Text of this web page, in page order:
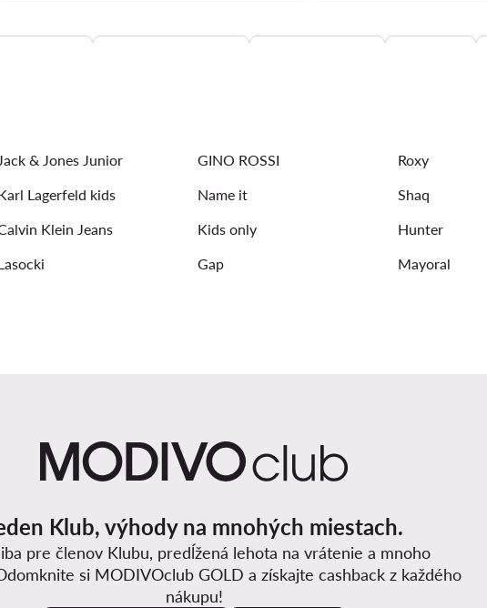
Jack & Jones Junior GINO ROSSI Roxy
Lagerfeld kids Name it Shaq
Klein Jeans Kids only Hunter
Gap Mayoral
Klub, výhody na mnohých miestach.
pre členov Klubu, predĺžená lehota na vrátenie a mnoho
si MODIVOclub GOLD a získajte cashback z každého
nákupu!